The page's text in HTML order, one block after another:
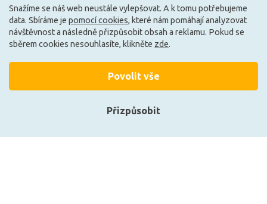
Může být u Vás 17. 8. Může být u Vás 17. 8.
Snažíme se náš web neustále vylepšovat. A k tomu potřebujeme
data. Sbíráme je pomocí cookies, které nám pomáhají analyzovat
návštěvnost a následně přizpůsobit obsah a reklamu. Pokud se
sběrem cookies nesouhlasíte, klikněte zde.
Přizpůsobit
Povolit vše